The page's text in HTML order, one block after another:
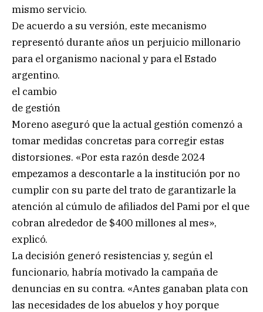
mismo servicio.
De acuerdo a su versión, este mecanismo
representó durante años un perjuicio millonario
para el organismo nacional y para el Estado
argentino.
el cambio
de gestión
Moreno aseguró que la actual gestión comenzó a
tomar medidas concretas para corregir estas
distorsiones. «Por esta razón desde 2024
empezamos a descontarle a la institución por no
cumplir con su parte del trato de garantizarle la
atención al cúmulo de afiliados del Pami por el que
cobran alrededor de $400 millones al mes»,
explicó.
La decisión generó resistencias y, según el
funcionario, habría motivado la campaña de
denuncias en su contra. «Antes ganaban plata con
las necesidades de los abuelos y hoy porque